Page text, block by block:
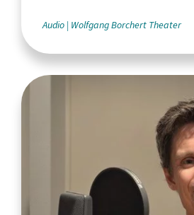
Audio Wolfgang Borchert Theater